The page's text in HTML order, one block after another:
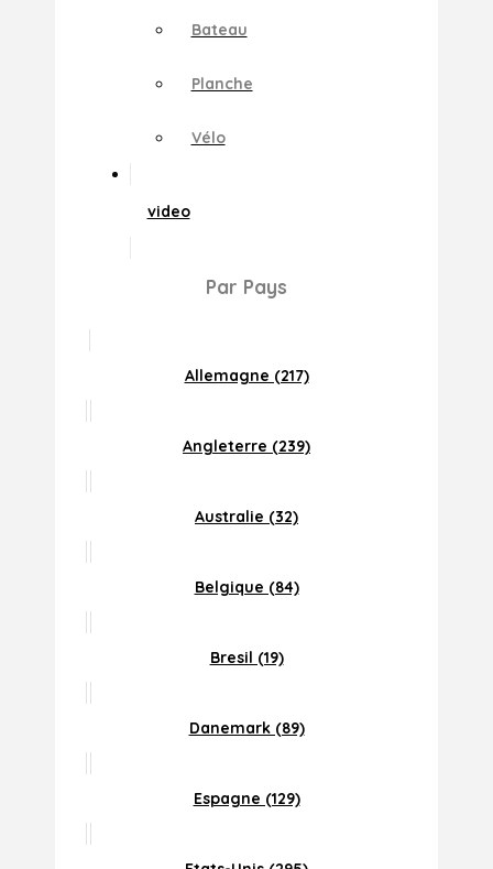
Bateau
Planche
Vélo
video
Par Pays
Allemagne (217)
Angleterre (239)
Australie (32)
Belgique (84)
Bresil (19)
Danemark (89)
Espagne (129)